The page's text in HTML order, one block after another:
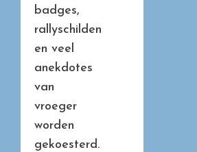
badges,
rallyschilden
en veel
anekdotes
van
vroeger
worden
gekoesterd.